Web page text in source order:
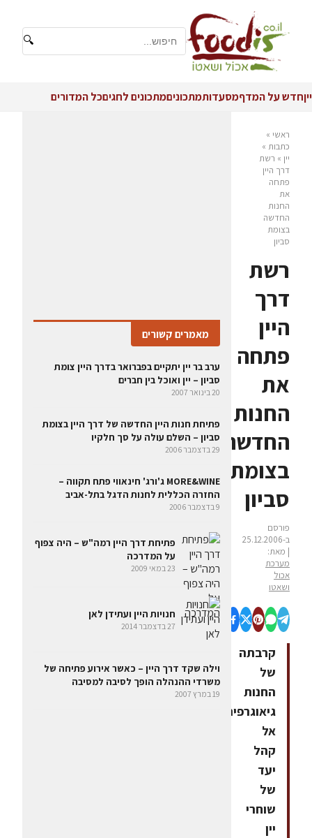
🔍
ייןחדש על המדףמסעדותמתכוניםמתכונים לחגיםכל המדורים
ראשי »
כתבות »
יין » רשת
דרך היין
פתחה
את
החנות
החדשה
בצומת
סביון
רשת
דרך
היין
פתחה
את
החנות
החדשה
בצומת
סביון
פורסם
ב-25.12.2006
| מאת:
מערכת
אכול
ושאטו
קרבתה
של
החנות
גיאוגרפית
אל
קהל
יעד
של
שוחרי
יין
מאמרים קשורים
ערב בר יין יתקיים בפברואר בדרך היין צומת
סביון – יין ואוכל בין חברים
20 בינואר 2007
פתיחת חנות היין החדשה של דרך היין בצומת
סביון – השלם עולה על סך חלקיו
29 בדצמבר 2006
MORE&WINE ג'ורג' חינאווי פתח תקווה –
החזרה הכללית לחנות הדגל בתל-אביב
9 בדצמבר 2006
פתיחת דרך היין רמה"ש – היה צפוף
על המדרכה
23 במאי 2009
חנויות היין ועתידן לאן
27 בדצמבר 2014
וילה שקד דרך היין – כאשר אירוע פתיחה של
משרדי ההנהלה הופך לסיבה למסיבה
19 במרץ 2007